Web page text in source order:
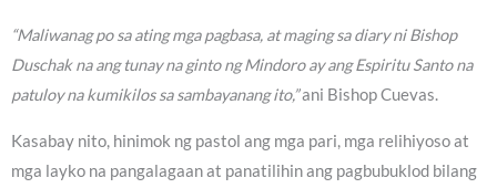
“Maliwanag po sa ating mga pagbasa, at maging sa diary ni Bishop
Duschak na ang tunay na ginto ng Mindoro ay ang Espiritu Santo na
patuloy na kumikilos sa sambayanang ito,”ani Bishop Cuevas.
Kasabay nito, hinimok ng pastol ang mga pari, mga relihiyoso at
mga layko na pangalagaan at panatilihin ang pagbubuklod bilang